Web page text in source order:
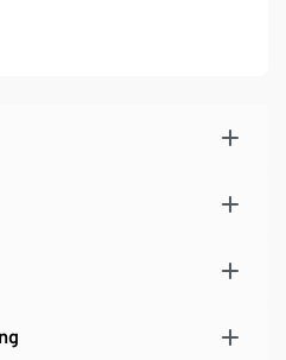
evoPel-Imprägnierung